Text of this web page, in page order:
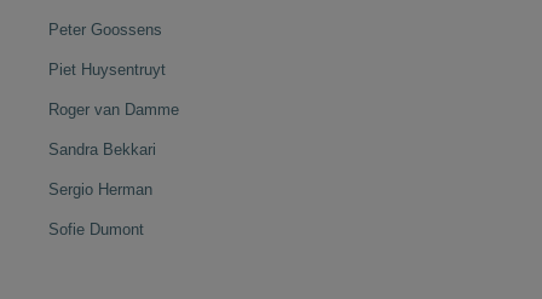
Peter Goossens
Piet Huysentruyt
Roger van Damme
Sandra Bekkari
Sergio Herman
Sofie Dumont